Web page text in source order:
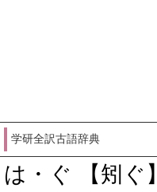
学研全訳古語辞典
は・ぐ 【矧ぐ】